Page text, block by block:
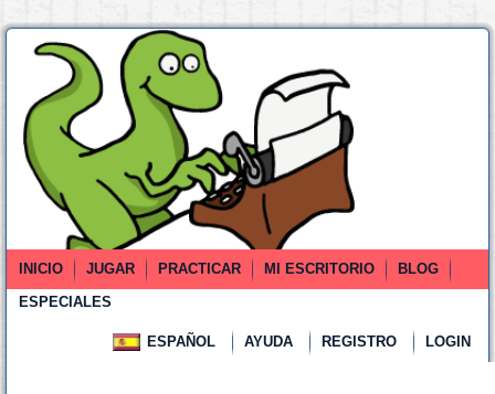
INICIO JUGAR PRACTICAR MI ESCRITORIO
BLOG
ESPECIALES
ESPAÑOL AYUDA REGISTRO LOGIN